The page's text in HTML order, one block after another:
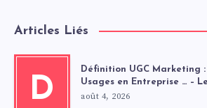
Articles Liés
D
Définition UGC Marketing
Usages en Entreprise … –
août 4, 2026